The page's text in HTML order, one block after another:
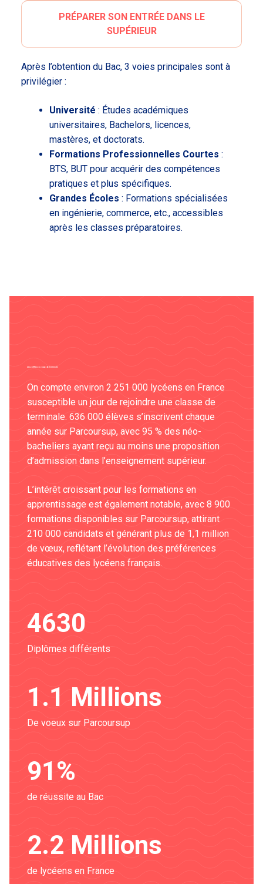
PRÉPARER SON ENTRÉE DANS LE
SUPÉRIEUR
Après l’obtention du Bac, 3 voies principales sont à
privilégier :
Université : Études académiques
universitaires, Bachelors, licences,
mastères, et doctorats.
Formations Professionnelles Courtes :
BTS, BUT pour acquérir des compétences
pratiques et plus spécifiques.
Grandes Écoles : Formations spécialisées
en ingénierie, commerce, etc., accessibles
après les classes préparatoires.
Les chiffres en classe de terminale
On compte environ 2 251 000 lycéens en France
susceptible un jour de rejoindre une classe de
terminale. 636 000 élèves s’inscrivent chaque
année sur Parcoursup, avec 95 % des néo-
bacheliers ayant reçu au moins une proposition
d’admission dans l’enseignement supérieur​.
L’intérêt croissant pour les formations en
apprentissage est également notable, avec 8 900
formations disponibles sur Parcoursup, attirant
210 000 candidats et générant plus de 1,1 million
de vœux, reflétant l’évolution des préférences
éducatives des lycéens français​.
4630
Diplômes différents
1.1 Millions
De voeux sur Parcoursup
91%
de réussite au Bac
2.2 Millions
de lycéens en France